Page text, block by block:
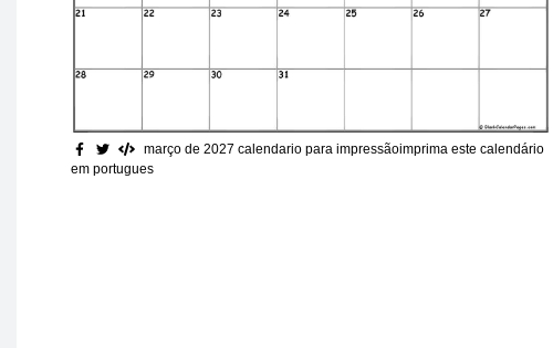
março de 2027 calendario para impressãoimprima este calendário
em portugues